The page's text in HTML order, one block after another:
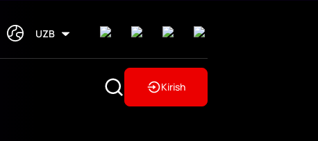
UZB
Kirish